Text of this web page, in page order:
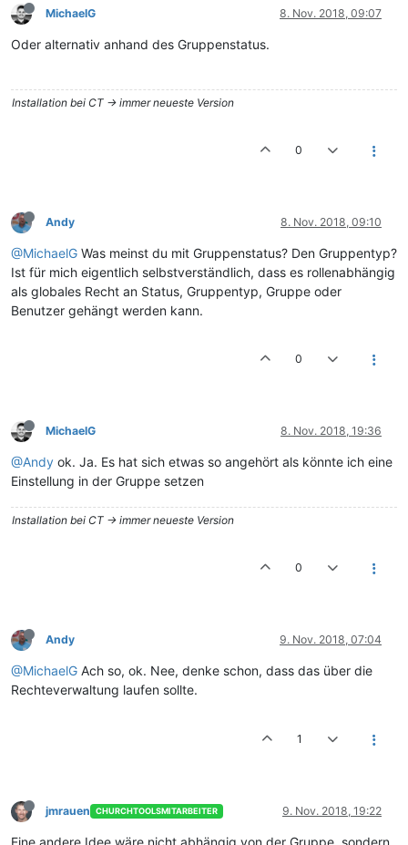
MichaelG 8. Nov. 2018, 09:07
Oder alternativ anhand des Gruppenstatus.
Installation bei CT -> immer neueste Version
0
Andy 8. Nov. 2018, 09:10
@MichaelG Was meinst du mit Gruppenstatus? Den Gruppentyp?
Ist für mich eigentlich selbstverständlich, dass es rollenabhängig
als globales Recht an Status, Gruppentyp, Gruppe oder
Benutzer gehängt werden kann.
0
MichaelG 8. Nov. 2018, 19:36
@Andy ok. Ja. Es hat sich etwas so angehört als könnte ich eine
Einstellung in der Gruppe setzen
Installation bei CT -> immer neueste Version
0
Andy 9. Nov. 2018, 07:04
@MichaelG Ach so, ok. Nee, denke schon, dass das über die
Rechteverwaltung laufen sollte.
1
jmrauen CHURCHTOOLSMITARBEITER 9. Nov. 2018, 19:22
Eine andere Idee wäre nicht abhängig von der Gruppe, sondern